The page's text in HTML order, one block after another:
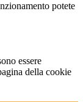
potete
essere
della cookie